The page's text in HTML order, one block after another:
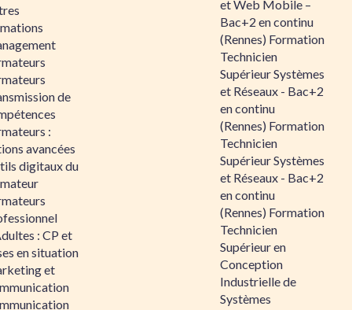
de
:
avancées
digitaux du
: CP et
en situation
et
et Web Mobile –
Bac+2 en continu
(Rennes) Formation
Technicien
Supérieur Systèmes
et Réseaux - Bac+2
en continu
(Rennes) Formation
Technicien
Supérieur Systèmes
et Réseaux - Bac+2
en continu
(Rennes) Formation
Technicien
Supérieur en
Conception
Industrielle de
Systèmes